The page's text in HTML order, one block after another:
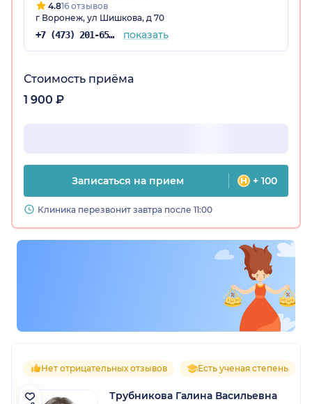
4.816 отзывов
г Воронеж, ул Шишкова, д 70
+7 (473) 201-65-34 показать
Стоимость приёма
1 900 ₽
Записаться на прием + 100
Клиника перезвонит завтра после 11:00
Нет отрицательных отзывов Есть ученая степень
Трубникова Галина Васильевна